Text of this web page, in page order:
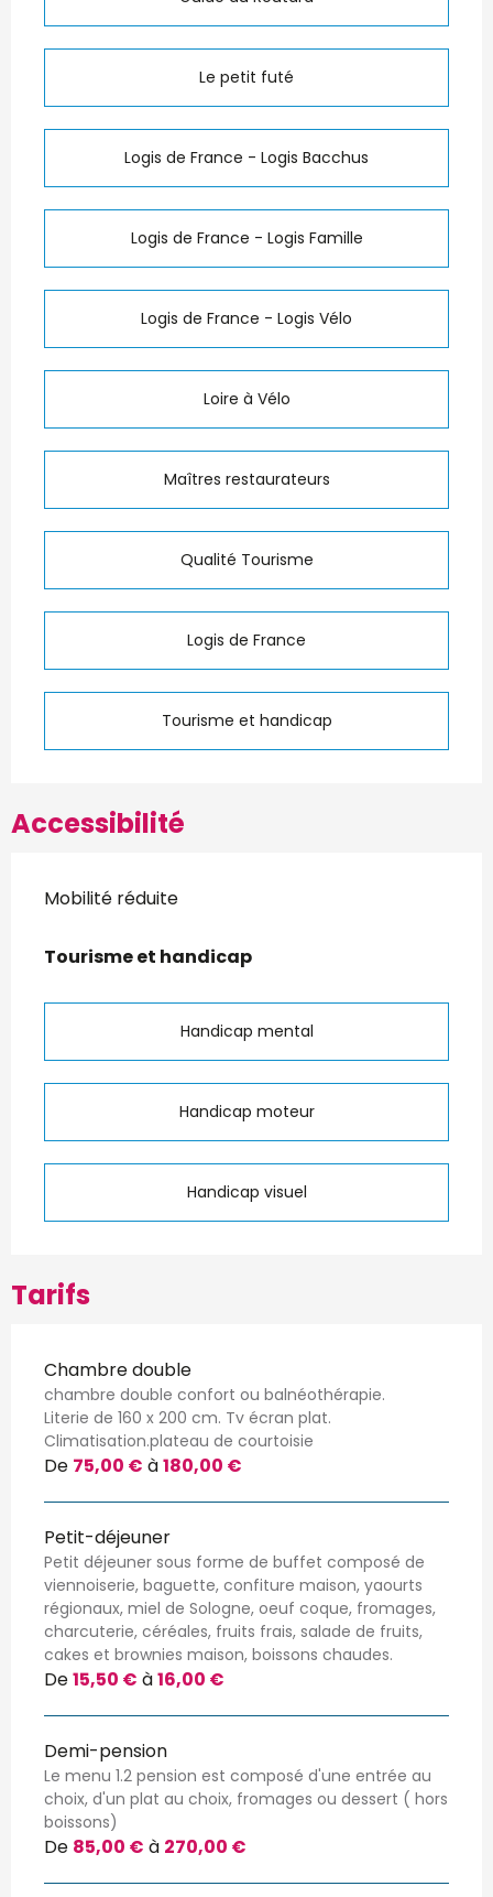
Le petit futé
Logis de France - Logis Bacchus
Logis de France - Logis Famille
Logis de France - Logis Vélo
Loire à Vélo
Maîtres restaurateurs
Qualité Tourisme
Logis de France
Tourisme et handicap
Accessibilité
Mobilité réduite
Tourisme et handicap
Tourisme et handicap
Handicap mental
Handicap moteur
Handicap visuel
Tarifs
Chambre double
chambre double confort ou balnéothérapie.
Literie de 160 x 200 cm. Tv écran plat.
Climatisation.plateau de courtoisie
De 75,00 € à180,00 €
Petit-déjeuner
Petit déjeuner sous forme de buffet composé de
viennoiserie, baguette, confiture maison, yaourts
régionaux, miel de Sologne, oeuf coque, fromages,
charcuterie, céréales, fruits frais, salade de fruits,
cakes et brownies maison, boissons chaudes.
De15,50 € à16,00 €
Demi-pension
Le menu 1.2 pension est composé d'une entrée au
choix, d'un plat au choix, fromages ou dessert ( hors
boissons)
De 85,00 € à 270,00 €